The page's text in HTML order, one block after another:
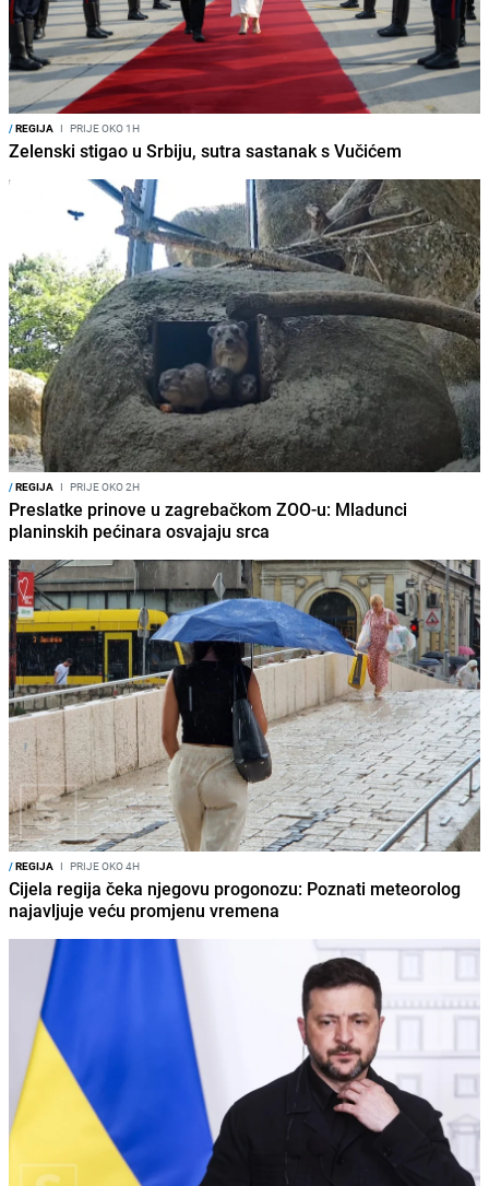
/REGIJA I PRIJE OKO 1H
Zelenski stigao u Srbiju, sutra sastanak s Vučićem
/REGIJA I PRIJE OKO 2H
Preslatke prinove u zagrebačkom ZOO-u: Mladunci
planinskih pećinara osvajaju srca
/REGIJA I PRIJE OKO 4H
Cijela regija čeka njegovu progonozu: Poznati meteorolog
najavljuje veću promjenu vremena